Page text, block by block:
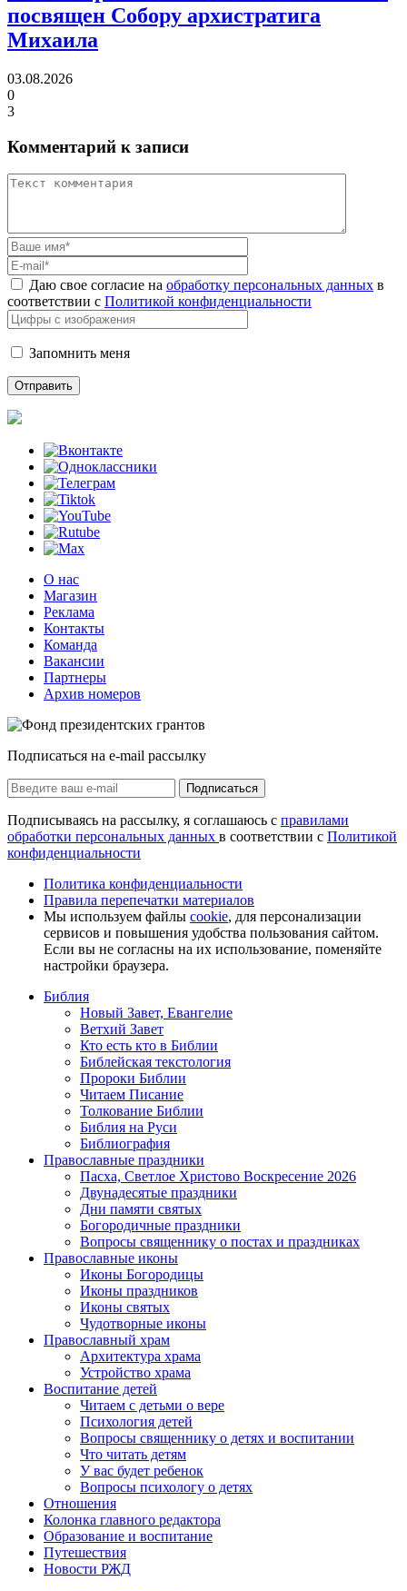
посвящен Собору архистратига
Михаила
03.08.2026
0
3
Комментарий к записи
Даю свое согласие на обработку персональных данных в
соответствии с Политикой конфиденциальности
Запомнить меня
О нас
Магазин
Реклама
Контакты
Команда
Вакансии
Партнеры
Архив номеров
Подписаться на e-mail рассылку
Подписаться
Подписываясь на рассылку, я соглашаюсь с правилами
обработки персональных данных в соответствии с Политикой
конфиденциальности
Политика конфиденциальности
Правила перепечатки материалов
Мы используем файлы cookie, для персонализации
сервисов и повышения удобства пользования сайтом.
Если вы не согласны на их использование, поменяйте
настройки браузера.
Библия
Новый Завет, Евангелие
Ветхий Завет
Кто есть кто в Библии
Библейская текстология
Пророки Библии
Читаем Писание
Толкование Библии
Библия на Руси
Библиография
Православные праздники
Пасха, Светлое Христово Воскресение 2026
Двунадесятые праздники
Дни памяти святых
Богородичные праздники
Вопросы священнику о постах и праздниках
Православные иконы
Иконы Богородицы
Иконы праздников
Иконы святых
Чудотворные иконы
Православный храм
Архитектура храма
Устройство храма
Воспитание детей
Читаем с детьми о вере
Психология детей
Вопросы священнику о детях и воспитании
Что читать детям
У вас будет ребенок
Вопросы психологу о детях
Отношения
Колонка главного редактора
Образование и воспитание
Путешествия
Новости РЖД